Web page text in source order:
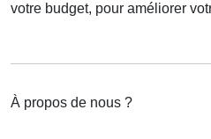
votre budget, pour améliorer
À propos de nous ?